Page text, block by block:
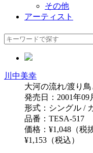
その他
アーティスト
川中美幸
大河の流れ/渡り
発売日：2001年09
形式：シングル /
品番：TESA-517
価格：¥1,048（税
¥1,153（税込）